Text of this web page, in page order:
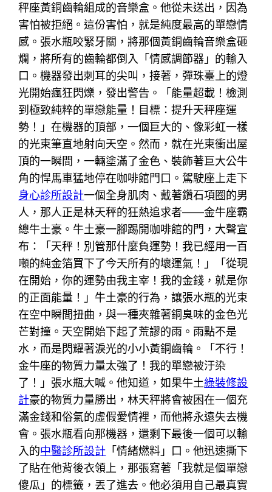
秤座黃銅齒輪組成的音樂盒。他從未送出，因為
害怕被拒絕。這份害怕，就是純度最高的單戀情
感。張水瓶咬緊牙關，將那個黃銅齒輪音樂盒砸
爛，將所有的齒輪都倒入「情感調節器」的輸入
口。機器發出刺耳的尖叫，接著，彈珠臺上的燈
光開始瘋狂閃爍，發出警告。「能量超載！檢測
到極致純粹的單戀能量！目標：提升天秤座運
勢！」在機器的頂部，一個巨大的、像彩虹一樣
的光束筆直地射向天空。然而，就在光束衝出屋
頂的一瞬間，一輛塗滿了金色、裝飾著巨大公牛
角的悍馬車猛地停在咖啡館門口。駕駛座上走下
身心診所設計一個全身肌肉、戴著鑽石項圈的男
人，那人正是林天秤的狂熱追求者——金牛座霸
總牛土豪。牛土豪一腳踢開咖啡館的門，大聲宣
布：「天秤！別管那什麼負運勢！我已經用一百
噸的純金箔買下了今天所有的壞運氣！」「從現
在開始，你的運勢由我主宰！我的金錢，就是你
的正面能量！」牛土豪的行為，讓張水瓶的光束
在空中瞬間扭曲，與一種夾雜著銅臭味的金色光
芒對撞。天空開始下起了荒謬的雨。雨點不是
水，而是閃耀著淚光的小小黃銅齒輪。「不行！
金牛座的物質力量太強了！我的單戀被汙染
了！」張水瓶大喊。他知道，如果牛土綠裝修設
計豪的物質力量勝出，林天秤將會被困在一個充
滿金錢和俗氣的虛假愛情裡，而他將永遠失去機
會。張水瓶看向那機器，還剩下最後一個可以輸
入的中醫診所設計 「情緒燃料」口。他迅速撕下
了貼在他背後衣領上，那張寫著「我就是個單戀
傻瓜」的標籤，丟了進去。他必須用自己最真實